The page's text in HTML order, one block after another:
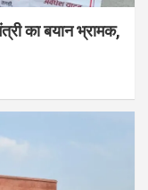
का बयान भ्रामक,